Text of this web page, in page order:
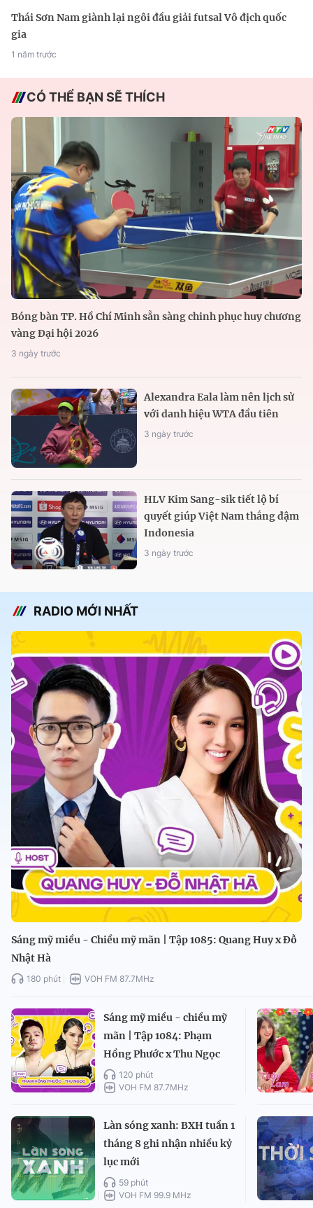
Thái Sơn Nam giành lại ngôi đầu giải futsal Vô địch quốc
gia
1 năm trước
CÓ THỂ BẠN SẼ THÍCH
Bóng bàn TP. Hồ Chí Minh sẵn sàng chinh phục huy chương
vàng Đại hội 2026
3 ngày trước
Alexandra Eala làm nên lịch sử
với danh hiệu WTA đầu tiên
3 ngày trước
HLV Kim Sang-sik tiết lộ bí
quyết giúp Việt Nam thắng đậm
Indonesia
3 ngày trước
RADIO MỚI NHẤT
Sáng mỹ miều - Chiều mỹ mãn | Tập 1085: Quang Huy x Đỗ
Nhật Hà
180 phút VOH FM 87.7MHz
Sáng mỹ miều - chiều mỹ
mãn | Tập 1084: Phạm
Hồng Phước x Thu Ngọc
120 phút
VOH FM 87.7MHz
Làn sóng xanh: BXH tuần 1
tháng 8 ghi nhận nhiều kỷ
lục mới
59 phút
VOH FM 99.9 MHz